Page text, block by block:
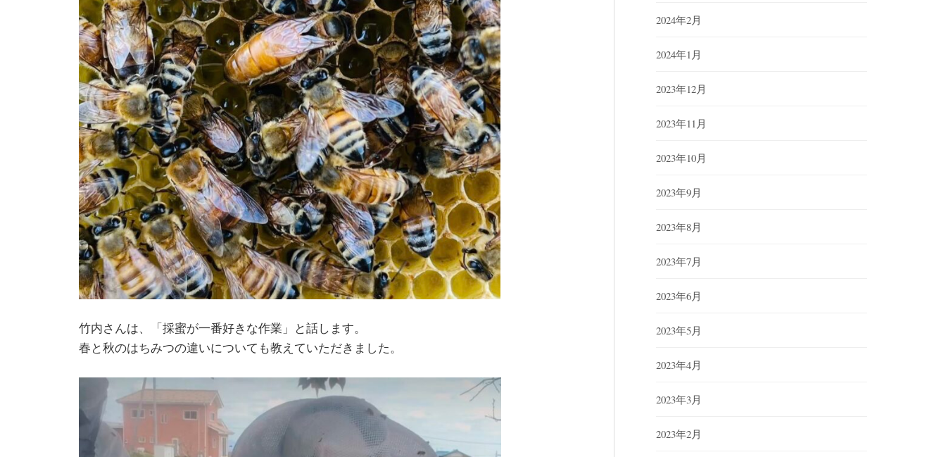
竹内さんは、「採蜜が一番好きな作業」と話します。
春と秋のはちみつの違いについても教えていただきました。
2024年2月
2024年1月
2023年12月
2023年11月
2023年10月
2023年9月
2023年8月
2023年7月
2023年6月
2023年5月
2023年4月
2023年3月
2023年2月